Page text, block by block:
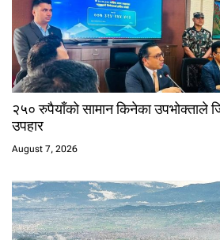
२५० रुपैयाँको सामान किनेका उपभोक्ताले
उपहार
August 7, 2026